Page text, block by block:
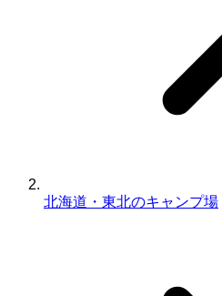
北海道・東北のキャンプ場